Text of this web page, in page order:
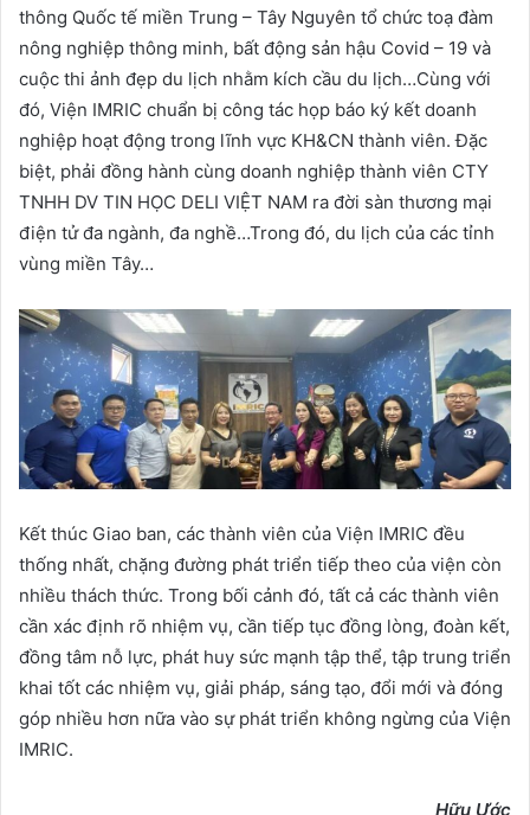
thông Quốc tế miền Trung – Tây Nguyên tổ chức toạ đàm
nông nghiệp thông minh, bất động sản hậu Covid – 19 và
cuộc thi ảnh đẹp du lịch nhằm kích cầu du lịch…Cùng với
đó, Viện IMRIC chuẩn bị công tác họp báo ký kết doanh
nghiệp hoạt động trong lĩnh vực KH&CN thành viên. Đặc
biệt, phải đồng hành cùng doanh nghiệp thành viên CTY
TNHH DV TIN HỌC DELI VIỆT NAM ra đời sàn thương mại
điện tử đa ngành, đa nghề…Trong đó, du lịch của các tỉnh
vùng miền Tây…
Kết thúc Giao ban, các thành viên của Viện IMRIC đều
thống nhất, chặng đường phát triển tiếp theo của viện còn
nhiều thách thức. Trong bối cảnh đó, tất cả các thành viên
cần xác định rõ nhiệm vụ, cần tiếp tục đồng lòng, đoàn kết,
đồng tâm nỗ lực, phát huy sức mạnh tập thể, tập trung triển
khai tốt các nhiệm vụ, giải pháp, sáng tạo, đổi mới và đóng
góp nhiều hơn nữa vào sự phát triển không ngừng của Viện
IMRIC.
Hữu Ước